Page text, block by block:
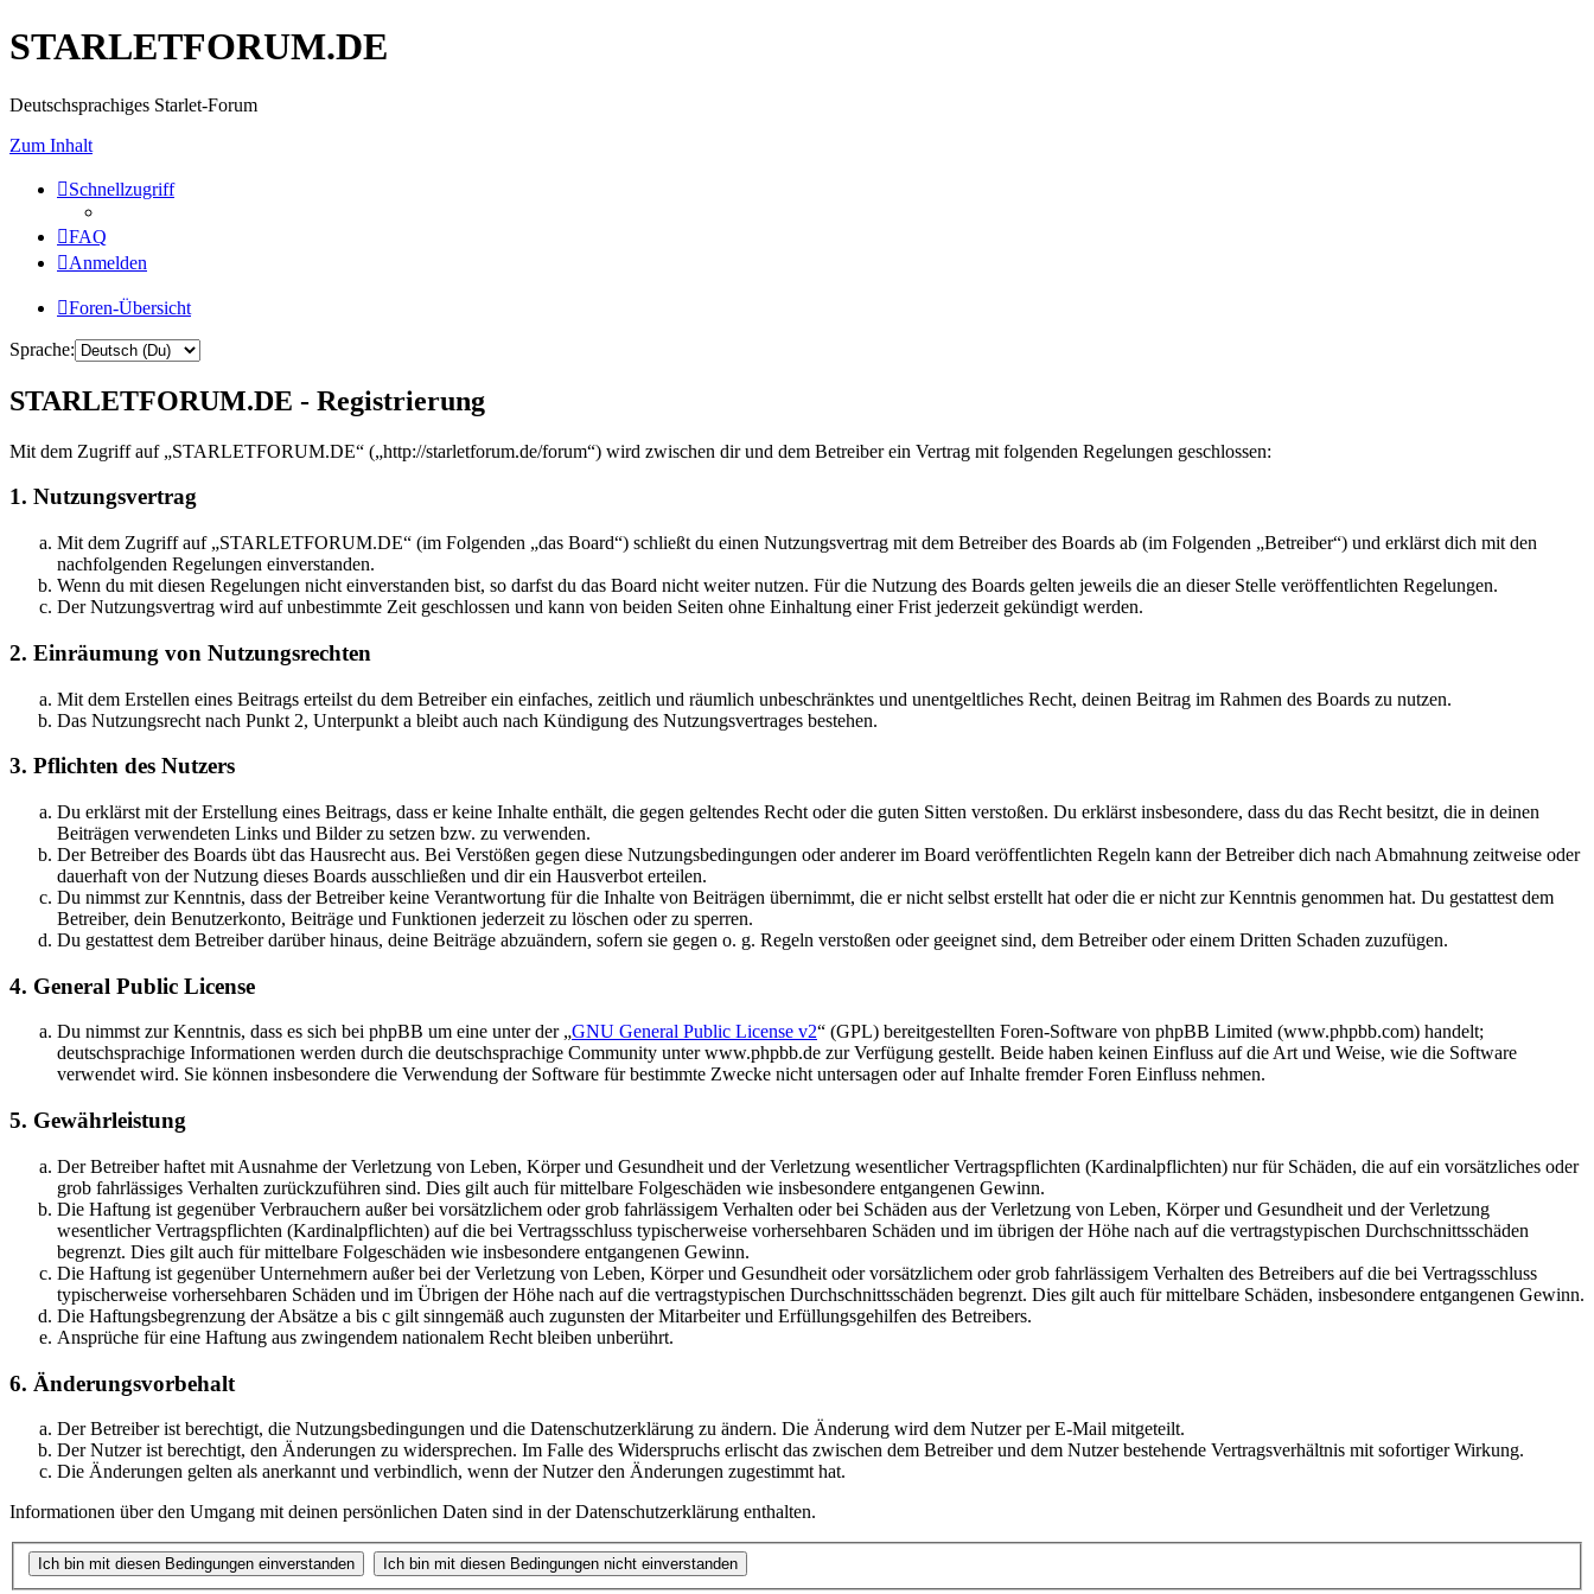
STARLETFORUM.DE
Deutschsprachiges Starlet-Forum
Zum Inhalt
Schnellzugriff
FAQ
Anmelden
Foren-Übersicht
Sprache:
STARLETFORUM.DE - Registrierung
Mit dem Zugriff auf „STARLETFORUM.DE“ („http://starletforum.de/forum“) wird zwischen dir und dem Betreiber ein Vertrag mit folgenden Regelungen geschlossen:
1. Nutzungsvertrag
Mit dem Zugriff auf „STARLETFORUM.DE“ (im Folgenden „das Board“) schließt du einen Nutzungsvertrag mit dem Betreiber des Boards ab (im Folgenden „Betreiber“) und erklärst dich mit den
nachfolgenden Regelungen einverstanden.
Wenn du mit diesen Regelungen nicht einverstanden bist, so darfst du das Board nicht weiter nutzen. Für die Nutzung des Boards gelten jeweils die an dieser Stelle veröffentlichten Regelungen.
Der Nutzungsvertrag wird auf unbestimmte Zeit geschlossen und kann von beiden Seiten ohne Einhaltung einer Frist jederzeit gekündigt werden.
2. Einräumung von Nutzungsrechten
Mit dem Erstellen eines Beitrags erteilst du dem Betreiber ein einfaches, zeitlich und räumlich unbeschränktes und unentgeltliches Recht, deinen Beitrag im Rahmen des Boards zu nutzen.
Das Nutzungsrecht nach Punkt 2, Unterpunkt a bleibt auch nach Kündigung des Nutzungsvertrages bestehen.
3. Pflichten des Nutzers
Du erklärst mit der Erstellung eines Beitrags, dass er keine Inhalte enthält, die gegen geltendes Recht oder die guten Sitten verstoßen. Du erklärst insbesondere, dass du das Recht besitzt, die in deinen
Beiträgen verwendeten Links und Bilder zu setzen bzw. zu verwenden.
Der Betreiber des Boards übt das Hausrecht aus. Bei Verstößen gegen diese Nutzungsbedingungen oder anderer im Board veröffentlichten Regeln kann der Betreiber dich nach Abmahnung zeitweise oder
dauerhaft von der Nutzung dieses Boards ausschließen und dir ein Hausverbot erteilen.
Du nimmst zur Kenntnis, dass der Betreiber keine Verantwortung für die Inhalte von Beiträgen übernimmt, die er nicht selbst erstellt hat oder die er nicht zur Kenntnis genommen hat. Du gestattest dem
Betreiber, dein Benutzerkonto, Beiträge und Funktionen jederzeit zu löschen oder zu sperren.
Du gestattest dem Betreiber darüber hinaus, deine Beiträge abzuändern, sofern sie gegen o. g. Regeln verstoßen oder geeignet sind, dem Betreiber oder einem Dritten Schaden zuzufügen.
4. General Public License
Du nimmst zur Kenntnis, dass es sich bei phpBB um eine unter der „GNU General Public License v2“ (GPL) bereitgestellten Foren-Software von phpBB Limited (www.phpbb.com) handelt;
deutschsprachige Informationen werden durch die deutschsprachige Community unter www.phpbb.de zur Verfügung gestellt. Beide haben keinen Einfluss auf die Art und Weise, wie die Software
verwendet wird. Sie können insbesondere die Verwendung der Software für bestimmte Zwecke nicht untersagen oder auf Inhalte fremder Foren Einfluss nehmen.
5. Gewährleistung
Der Betreiber haftet mit Ausnahme der Verletzung von Leben, Körper und Gesundheit und der Verletzung wesentlicher Vertragspflichten (Kardinalpflichten) nur für Schäden, die auf ein vorsätzliches oder
grob fahrlässiges Verhalten zurückzuführen sind. Dies gilt auch für mittelbare Folgeschäden wie insbesondere entgangenen Gewinn.
Die Haftung ist gegenüber Verbrauchern außer bei vorsätzlichem oder grob fahrlässigem Verhalten oder bei Schäden aus der Verletzung von Leben, Körper und Gesundheit und der Verletzung
wesentlicher Vertragspflichten (Kardinalpflichten) auf die bei Vertragsschluss typischerweise vorhersehbaren Schäden und im übrigen der Höhe nach auf die vertragstypischen Durchschnittsschäden
begrenzt. Dies gilt auch für mittelbare Folgeschäden wie insbesondere entgangenen Gewinn.
Die Haftung ist gegenüber Unternehmern außer bei der Verletzung von Leben, Körper und Gesundheit oder vorsätzlichem oder grob fahrlässigem Verhalten des Betreibers auf die bei Vertragsschluss
typischerweise vorhersehbaren Schäden und im Übrigen der Höhe nach auf die vertragstypischen Durchschnittsschäden begrenzt. Dies gilt auch für mittelbare Schäden, insbesondere entgangenen Gewinn.
Die Haftungsbegrenzung der Absätze a bis c gilt sinngemäß auch zugunsten der Mitarbeiter und Erfüllungsgehilfen des Betreibers.
Ansprüche für eine Haftung aus zwingendem nationalem Recht bleiben unberührt.
6. Änderungsvorbehalt
Der Betreiber ist berechtigt, die Nutzungsbedingungen und die Datenschutzerklärung zu ändern. Die Änderung wird dem Nutzer per E-Mail mitgeteilt.
Der Nutzer ist berechtigt, den Änderungen zu widersprechen. Im Falle des Widerspruchs erlischt das zwischen dem Betreiber und dem Nutzer bestehende Vertragsverhältnis mit sofortiger Wirkung.
Die Änderungen gelten als anerkannt und verbindlich, wenn der Nutzer den Änderungen zugestimmt hat.
Informationen über den Umgang mit deinen persönlichen Daten sind in der Datenschutzerklärung enthalten.